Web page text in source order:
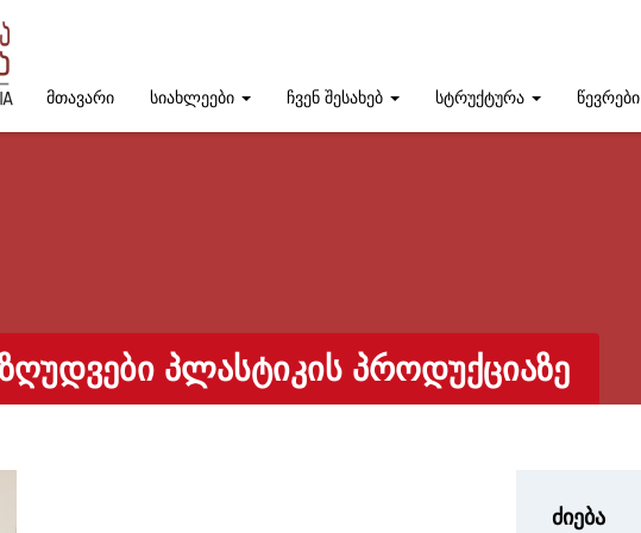
მთავარი სიახლეები ჩვენ შესახებ სტრუქტურა წევრები
ᲞᲚᲐᲡᲢᲘᲙᲘᲡ ᲞᲠᲝᲓᲣᲥᲪᲘᲐᲖᲔ
ძიება